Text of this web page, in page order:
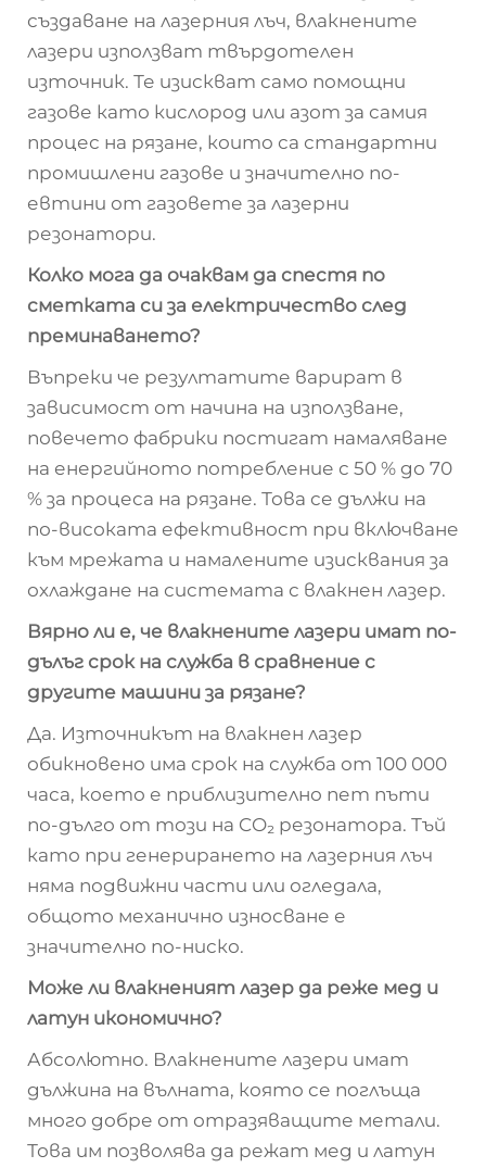
създаване на лазерния лъч, влакнените
лазери използват твърдотелен
източник. Те изискват само помощни
газове като кислород или азот за самия
процес на рязане, които са стандартни
промишлени газове и значително по-
евтини от газовете за лазерни
резонатори.
Колко мога да очаквам да спестя по
сметката си за електричество след
преминаването?
Въпреки че резултатите варират в
зависимост от начина на използване,
повечето фабрики постигат намаляване
на енергийното потребление с 50 % до 70
% за процеса на рязане. Това се дължи на
по-високата ефективност при включване
към мрежата и намалените изисквания за
охлаждане на системата с влакнен лазер.
Вярно ли е, че влакнените лазери имат по-
дълъг срок на служба в сравнение с
другите машини за рязане?
Да. Източникът на влакнен лазер
обикновено има срок на служба от 100 000
часа, което е приблизително пет пъти
по-дълго от този на CO₂ резонатора. Тъй
като при генерирането на лазерния лъч
няма подвижни части или огледала,
общото механично износване е
значително по-ниско.
Може ли влакненият лазер да реже мед и
латун икономично?
Абсолютно. Влакнените лазери имат
дължина на вълната, която се поглъща
много добре от отразяващите метали.
Това им позволява да режат мед и латун